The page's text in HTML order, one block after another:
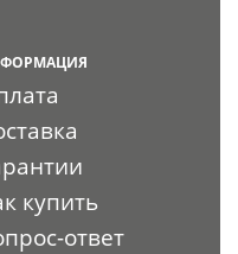
купить
ответ